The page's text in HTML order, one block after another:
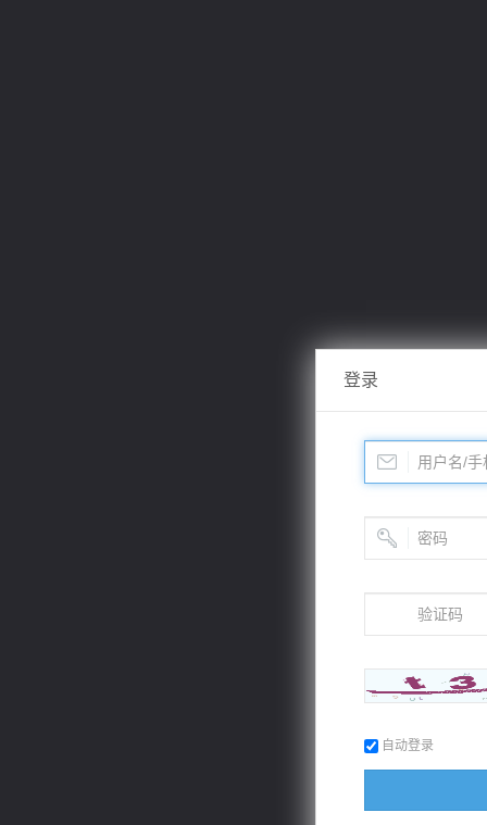
登录
自动登录